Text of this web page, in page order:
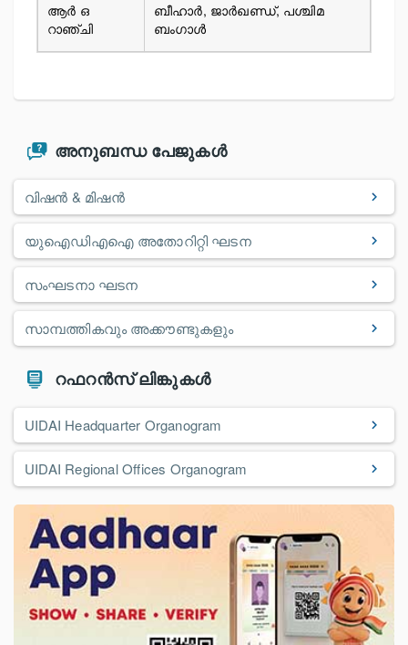
ആര്‍ ഒ
റാഞ്ചി
ബീഹാർ, ജാർഖണ്ഡ്, പശ്ചിമ
ബംഗാൾ
അനുബന്ധ പേജുകൾ
വിഷൻ & മിഷൻ
യുഐഡിഎഐ അതോറിറ്റി ഘടന
സംഘടനാ ഘടന
സാമ്പത്തികവും അക്കൗണ്ടുകളും
റഫറൻസ് ലിങ്കുകൾ
UIDAI Headquarter Organogram
UIDAI Regional Offices Organogram